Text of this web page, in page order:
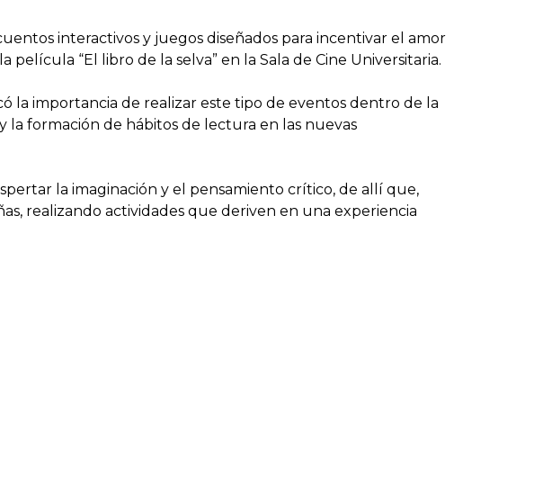
interactivos y juegos diseñados para incentivar el amor
“El libro de la selva” en la Sala de Cine Universitaria.
la importancia de realizar este tipo de eventos dentro de la
la formación de hábitos de lectura en las nuevas
la imaginación y el pensamiento crítico, de allí que,
realizando actividades que deriven en una experiencia